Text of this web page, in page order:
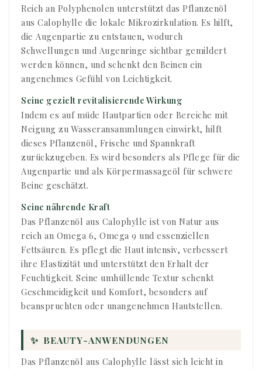
Reich an Polyphenolen unterstützt das Pflanzenöl
aus Calophylle die lokale Mikrozirkulation. Es hilft,
die Augenpartie zu entstauen, wodurch
Schwellungen und Augenringe sichtbar gemildert
werden können, und schenkt den Beinen ein
angenehmes Gefühl von Leichtigkeit.
Seine gezielt revitalisierende Wirkung
Indem es auf müde Hautpartien oder Bereiche mit
Neigung zu Wasseransammlungen einwirkt, hilft
dieses Pflanzenöl, Frische und Spannkraft
zurückzugeben. Es wird besonders als Pflege für die
Augenpartie und als Körpermassageöl für schwere
Beine geschätzt.
Seine nährende Kraft
Das Pflanzenöl aus Calophylle ist von Natur aus
reich an Omega 6, Omega 9 und essenziellen
Fettsäuren. Es pflegt die Haut intensiv, verbessert
ihre Elastizität und unterstützt den Erhalt der
Feuchtigkeit. Seine umhüllende Textur schenkt
Geschmeidigkeit und Komfort, besonders auf
beanspruchten oder unangenehmen Hautstellen.
✨ BEAUTY-ANWENDUNGEN
Das Pflanzenöl aus Calophylle lässt sich leicht in